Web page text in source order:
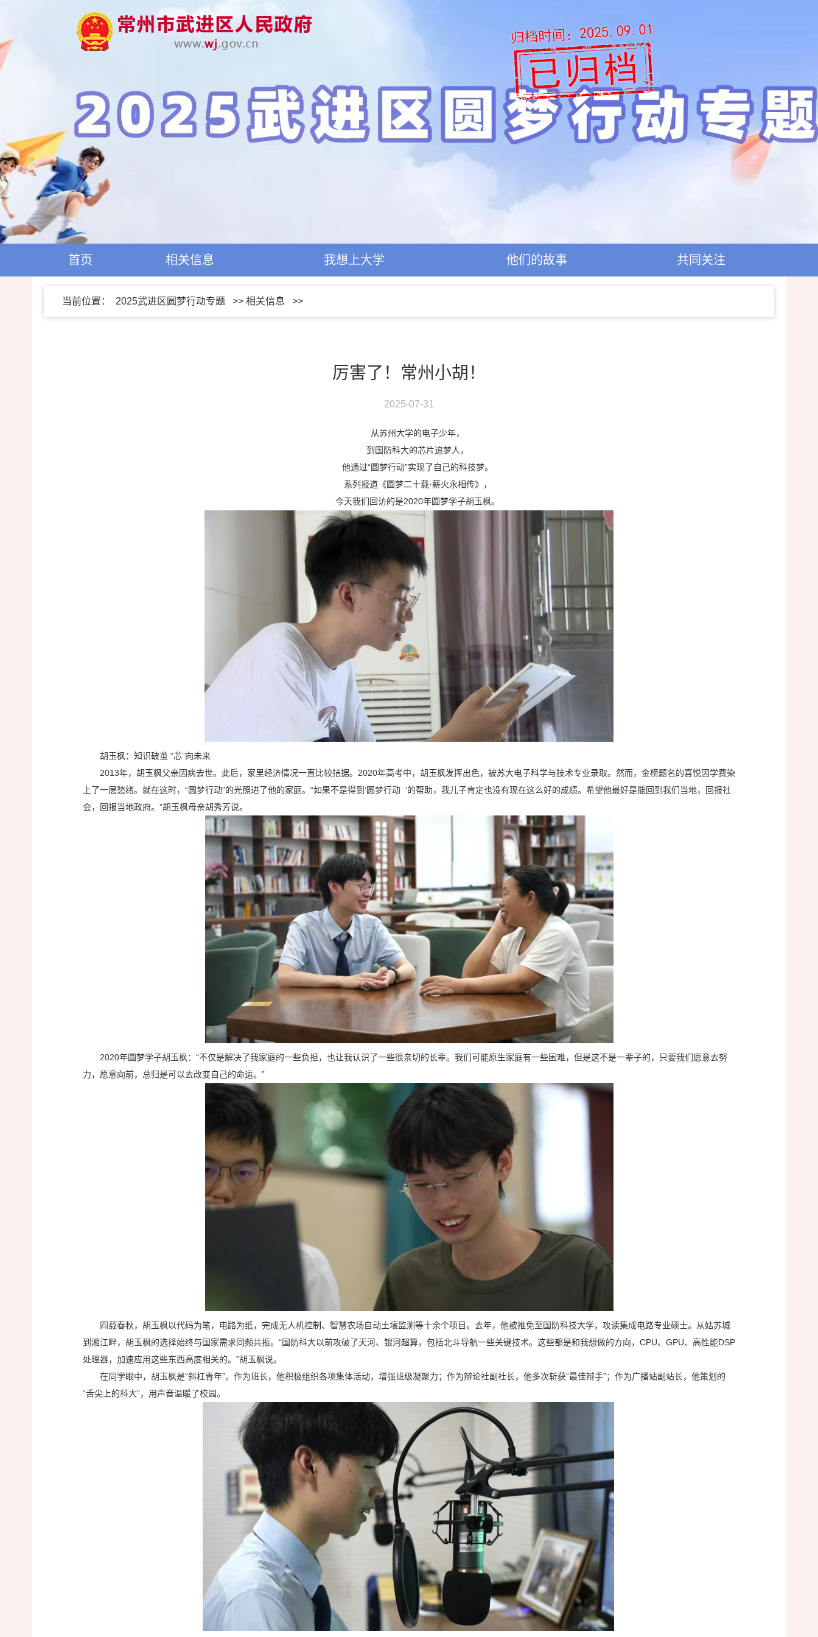
首页 相关信息 我想上大学 他们的故事 共同关注
当前位置： 2025武进区圆梦行动专题 >> 相关信息 >>
厉害了！常州小胡！
2025-07-31
从苏州大学的电子少年，
到国防科大的芯片追梦人，
他通过“圆梦行动”实现了自己的科技梦。
系列报道《圆梦二十载·薪火永相传》，
今天我们回访的是2020年圆梦学子胡玉枫。
胡玉枫：知识破茧 “芯”向未来
2013年，胡玉枫父亲因病去世。此后，家里经济情况一直比较拮据。2020年高考中，胡玉枫发挥出色，被苏大电子科学与技术专业录取。然而，金榜题名的喜悦因学费染
上了一层愁绪。就在这时，“圆梦行动”的光照进了他的家庭。“如果不是得到‘圆梦行动 ’的帮助，我儿子肯定也没有现在这么好的成绩。希望他最好是能回到我们当地，回报社
会，回报当地政府。”胡玉枫母亲胡秀芳说。
2020年圆梦学子胡玉枫：“不仅是解决了我家庭的一些负担，也让我认识了一些很亲切的长辈。我们可能原生家庭有一些困难，但是这不是一辈子的，只要我们愿意去努
力，愿意向前，总归是可以去改变自己的命运。”
四载春秋，胡玉枫以代码为笔，电路为纸，完成无人机控制、智慧农场自动土壤监测等十余个项目。去年，他被推免至国防科技大学，攻读集成电路专业硕士。从姑苏城
到湘江畔，胡玉枫的选择始终与国家需求同频共振。“国防科大以前攻破了天河、银河超算，包括北斗导航一些关键技术。这些都是和我想做的方向，CPU、GPU、高性能DSP
处理器，加速应用这些东西高度相关的。”胡玉枫说。
在同学眼中，胡玉枫是“斜杠青年”。作为班长，他积极组织各项集体活动，增强班级凝聚力；作为辩论社副社长，他多次斩获“最佳辩手”；作为广播站副站长，他策划的
“舌尖上的科大”，用声音温暖了校园。